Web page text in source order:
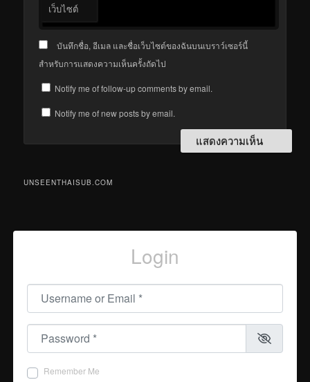
เว็บไซต์
บันทึกชื่อ, อีเมล และชื่อเว็บไซต์ของฉันบนเบราว์เซอร์นี้
สำหรับการแสดงความเห็นครั้งถัดไป
Notify me of follow-up comments by email.
Notify me of new posts by email.
UNSEENTHAISUB.COM
Login
Username or Email
Password
Remember Me